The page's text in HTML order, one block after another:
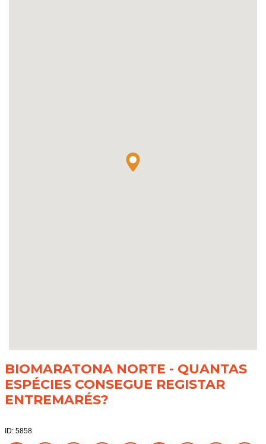
BIOMARATONA NORTE - QUANTAS
ESPÉCIES CONSEGUE REGISTAR
ENTREMARÉS?
ID: 5858